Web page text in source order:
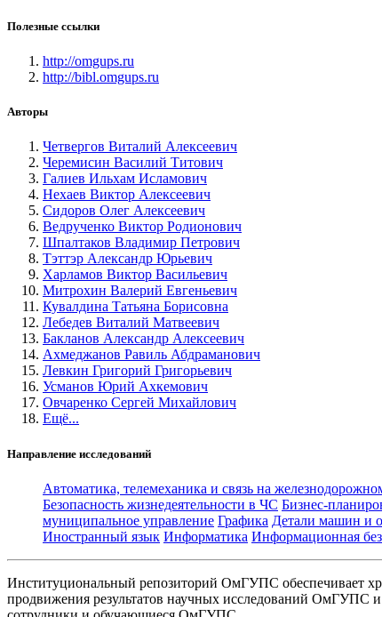
Полезные ссылки
http://omgups.ru
http://bibl.omgups.ru
Авторы
Четвергов Виталий Алексеевич
Черемисин Василий Титович
Галиев Ильхам Исламович
Нехаев Виктор Алексеевич
Сидоров Олег Алексеевич
Ведрученко Виктор Родионович
Шпалтаков Владимир Петрович
Тэттэр Александр Юрьевич
Харламов Виктор Васильевич
Митрохин Валерий Евгеньевич
Кувалдина Татьяна Борисовна
Лебедев Виталий Матвеевич
Бакланов Александр Алексеевич
Ахмеджанов Равиль Абдраманович
Левкин Григорий Григорьевич
Усманов Юрий Ахкемович
Овчаренко Сергей Михайлович
Ещё...
Направление исследований
Автоматика, телемеханика и связь на
Безопасность жизнедеятельности в ЧС Бизнес-
муниципальное управление Графика Детали машин и
Иностранный язык Информатика Информационная
Институциональный репозиторий ОмГУПС обеспечивает
продвижения результатов научных исследований ОмГУПС